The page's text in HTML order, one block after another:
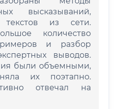
высказываний,
из сети.
количество
и разбор
выводов.
были объемными,
их поэтапно.
отвечал на